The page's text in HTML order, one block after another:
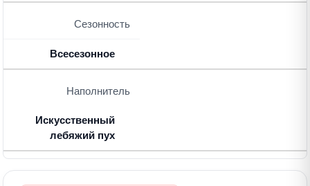
Сезонность
Всесезонное
Наполнитель
Искусственный
лебяжий пух